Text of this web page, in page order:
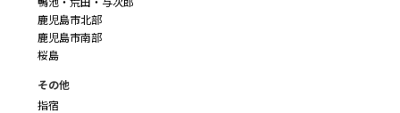
鹿児島市北部
鹿児島市南部
桜島
その他
指宿